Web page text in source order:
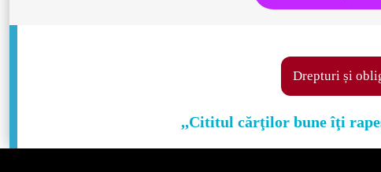
Drepturi și
,,Cititul cărţilor bune îţi